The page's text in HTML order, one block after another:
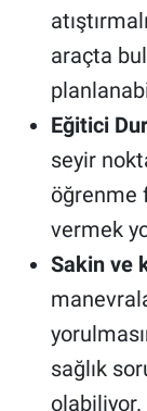
araçta
Eğitici
seyir
öğrenme
vermek
Sakin ve
sağlık
olabiliyor.